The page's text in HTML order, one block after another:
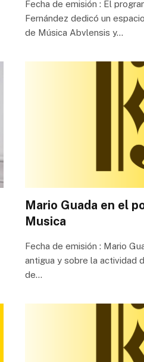
Fecha de emisión : El
Fernández dedicó un
de Música Abvlensis y…
Mario Guada en el
Musica
Fecha de emisión : Mario
antigua y sobre la actividad
de…